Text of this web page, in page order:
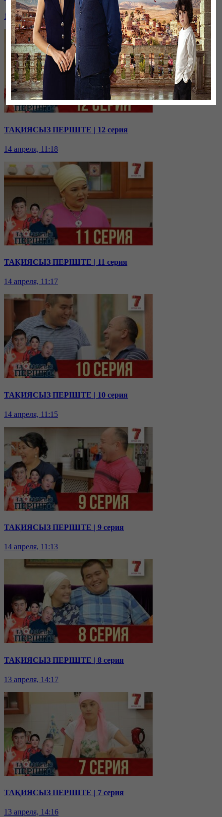
15 апреля, 14:58
ТАҚИЯСЫЗ ПЕРІШТЕ | 12 серия
14 апреля, 11:18
ТАҚИЯСЫЗ ПЕРІШТЕ | 11 серия
14 апреля, 11:17
ТАҚИЯСЫЗ ПЕРІШТЕ | 10 серия
14 апреля, 11:15
ТАҚИЯСЫЗ ПЕРІШТЕ | 9 серия
14 апреля, 11:13
ТАҚИЯСЫЗ ПЕРІШТЕ | 8 серия
13 апреля, 14:17
ТАҚИЯСЫЗ ПЕРІШТЕ | 7 серия
13 апреля, 14:16